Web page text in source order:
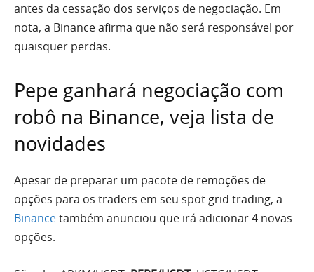
antes da cessação dos serviços de negociação. Em
nota, a Binance afirma que não será responsável por
quaisquer perdas.
Pepe ganhará negociação com
robô na Binance, veja lista de
novidades
Apesar de preparar um pacote de remoções de
opções para os traders em seu spot grid trading, a
Binancetambém anunciou que irá adicionar 4 novas
opções.